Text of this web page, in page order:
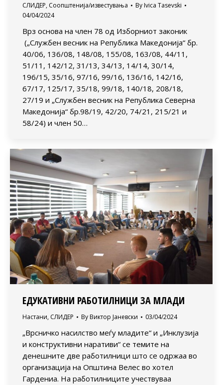
СЛИДЕР, Соопштенија/известувања By Ivica Tasevski
04/04/2024
Врз основа на член 78 од Изборниот законик
(„Службен весник на Република Македонија“ бр.
40/06, 136/08, 148/08, 155/08, 163/08, 44/11,
51/11, 142/12, 31/13, 34/13, 14/14, 30/14,
196/15, 35/16, 97/16, 99/16, 136/16, 142/16,
67/17, 125/17, 35/18, 99/18, 140/18, 208/18,
27/19 и „Службен весник на Република Северна
Македонија“ бр.98/19, 42/20, 74/21, 215/21 и
58/24) и член 50…
ЕДУКАТИВНИ РАБОТИЛНИЦИ ЗА МЛАДИ
Настани, СЛИДЕР By Виктор Јаневски 03/04/2024
„Врсничко насилство меѓу младите“ и „Инклузија
и конструктивни наративи“ се темите на
денешните две работилници што се одржаа во
организација на Општина Велес во хотел
Гардениа. На работилниците учествуваа